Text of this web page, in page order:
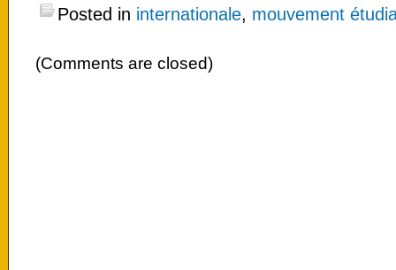
Posted in internationale, mouvement
(Comments are closed)